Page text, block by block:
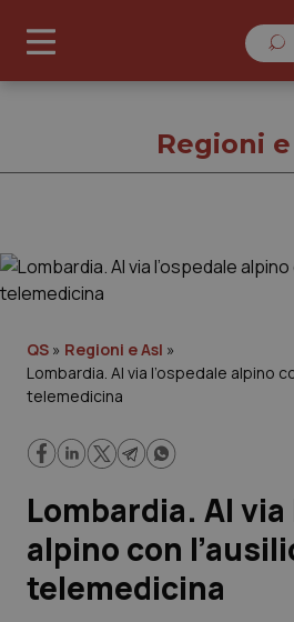
Governo e Parlamento
Regioni e Asl
Lavoro e Professioni
Scienza e Farmaci
Studi e Analisi
Regioni
QS » Regioni e Asl »
Lombardia. Al via l’ospedale alpino
telemedicina
Lombardia. Al via
alpino con
telemedicina